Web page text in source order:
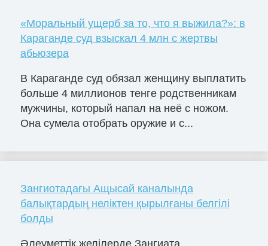
«Моральный ущерб за то, что я выжила?»: в
Караганде суд взыскал 4 млн с жертвы
абьюзера
В Караганде суд обязал женщину выплатить
больше 4 миллионов тенге родственникам
мужчины, который напал на неё с ножом.
Она сумела отобрать оружие и с...
Зангиотадағы Ащысай каналында
балықтардың неліктен қырылғаны белгілі
болды
Әлеуметтік желілерде Зангиата